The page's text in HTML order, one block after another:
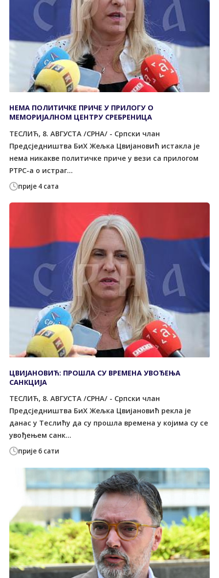
прије 4 сата
НЕМА ПОЛИТИЧКЕ ПРИЧЕ У ПРИЛОГУ О
МЕМОРИЈАЛНОМ ЦЕНТРУ СРЕБРЕНИЦА
ТЕСЛИЋ, 8. АВГУСТА /СРНА/ - Српски члан
Предсједништва БиХ Жељка Цвијановић истакла је
нема никакве политичке приче у вези са прилогом
РТРС-а о истраг...
прије 6 сати
ЦВИЈАНОВИЋ: ПРОШЛА СУ ВРЕМЕНА УВОЂЕЊА
САНКЦИЈА
ТЕСЛИЋ, 8. АВГУСТА /СРНА/ - Српски члан
Предсједништва БиХ Жељка Цвијановић рекла је
данас у Теслићу да су прошла времена у којима су се
увођењем санк...